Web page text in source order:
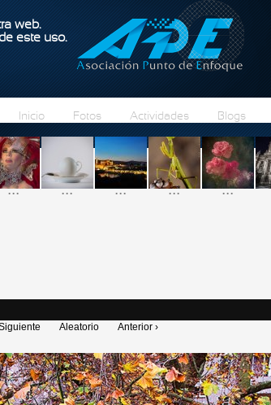
web.
este uso.
Pasar al contenido principal
Inicio Fotos Actividades Blogs
... ... ... ... ...
Aleatorio Anterior ›